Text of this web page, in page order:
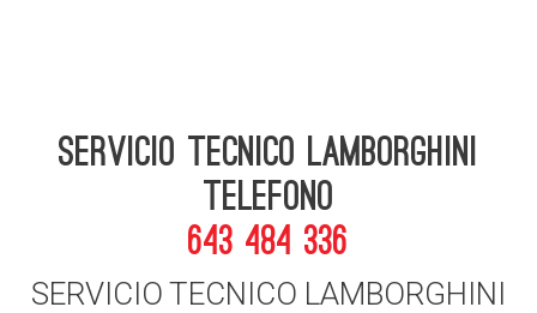
Servicio Tecnico Lamborghini
telefono
643 484 336
SERVICIO TECNICO LAMBORGHINI